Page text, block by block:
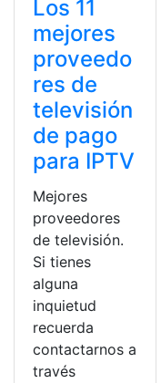
Los 11
mejores
proveedo
res de
televisión
de pago
para IPTV
Mejores
proveedores
de televisión.
Si tienes
alguna
inquietud
recuerda
contactarnos a
través